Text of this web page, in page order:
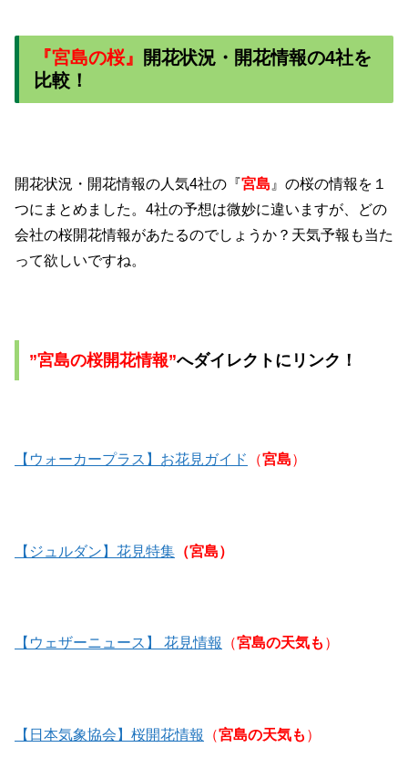
『宮島の桜』 開花状況・開花情報の4社を
比較！
開花状況・開花情報の人気4社の『宮島』の桜の情報を１
つにまとめました。4社の予想は微妙に違いますが、どの
会社の桜開花情報があたるのでしょうか？天気予報も当た
って欲しいですね。
”宮島の桜開花情報”へダイレクトにリンク！
【ウォーカープラス】お花見ガイド （宮島）
【ジュルダン】花見特集 （宮島）
【ウェザーニュース】 花見情報 （宮島の天気も ）
【日本気象協会】桜開花情報 （宮島の天気も ）